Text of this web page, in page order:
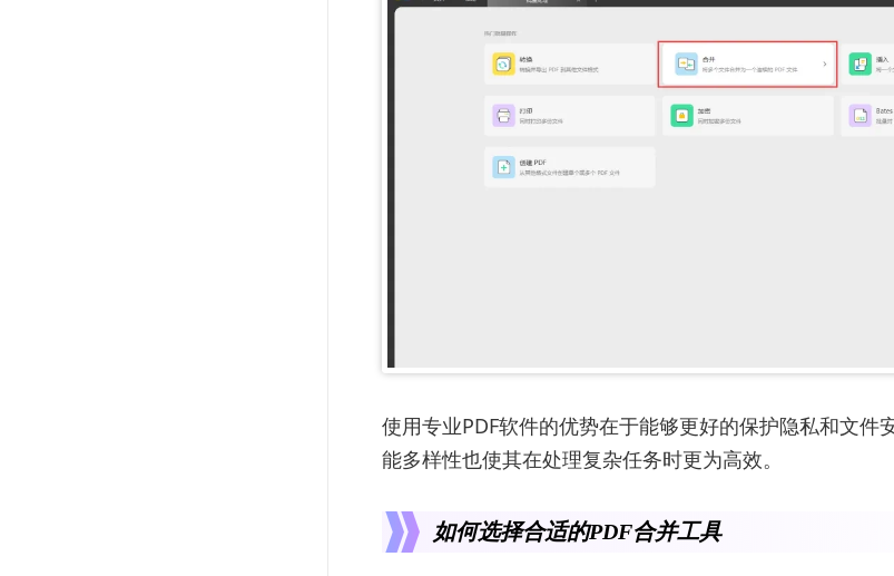
使用专业PDF软件的优势在于能够更好的保护隐私和文件
能多样性也使其在处理复杂任务时更为高效。
如何选择合适的PDF合并工具